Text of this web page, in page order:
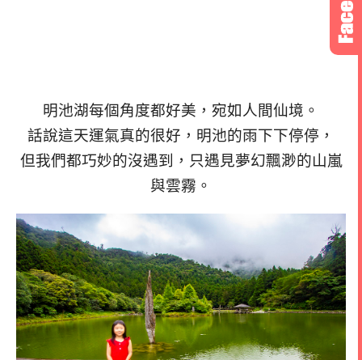
明池湖每個角度都好美，宛如人間仙境。
話說這天運氣真的很好，明池的雨下下停停，
但我們都巧妙的沒遇到，只遇見夢幻飄渺的山嵐
與雲霧。